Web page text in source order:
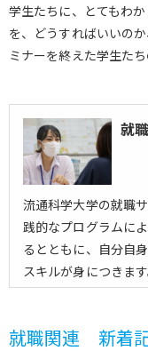
学生たちに、とてもわ
を、どうすればいいの
ミナーを終えた学生た
就
流通科学大学の就職
践的なプログラムに
るとともに、自分自
スキルが身につきます
就職関連 新着